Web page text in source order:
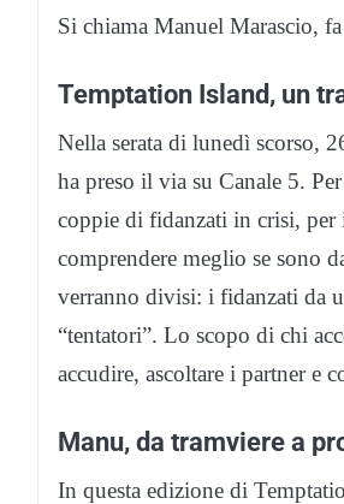
Si chiama Manuel Marascio,
Temptation Island, un
Nella serata di lunedì scorso,
ha preso il via su Canale 5.
coppie di fidanzati in crisi, per
comprendere meglio se sono
verranno divisi: i fidanzati da
“tentatori”. Lo scopo di chi
accudire, ascoltare i partner e
Manu, da tramviere a
In questa edizione di